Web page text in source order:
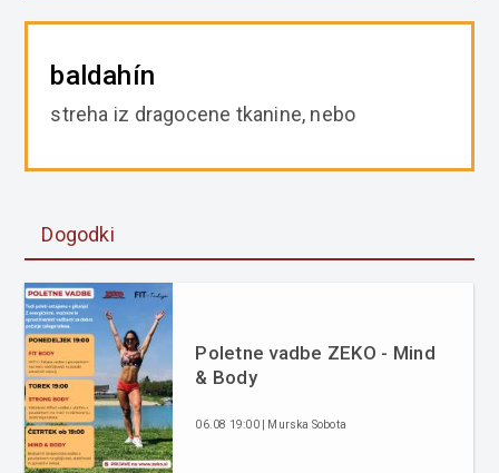
baldahín
streha iz dragocene tkanine, nebo
Dogodki
Poletne vadbe ZEKO - Mind
& Body
06.08 19:00 | Murska Sobota